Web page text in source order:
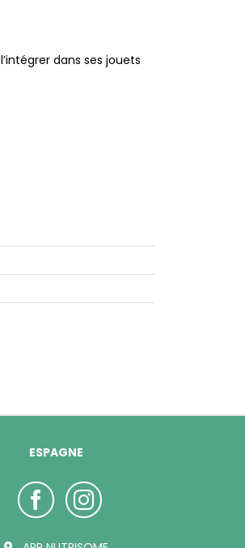
dans ses jouets
ESPAGNE